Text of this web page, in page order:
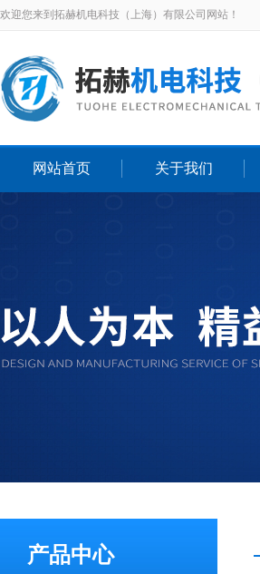
欢迎您来到拓赫机电科技（上海）有限公司网站！
网站首页 关于我们
产品中心